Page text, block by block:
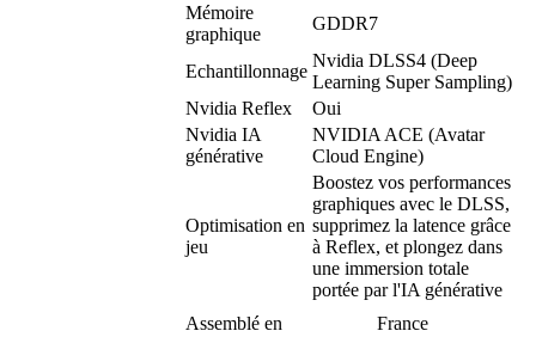
Mémoire
graphique
GDDR7
Echantillonnage
Nvidia DLSS4 (Deep
Learning Super Sampling)
Nvidia Reflex
Oui
Nvidia IA
générative
NVIDIA ACE (Avatar
Cloud Engine)
Optimisation en
jeu
Boostez vos performances
graphiques avec le DLSS,
supprimez la latence grâce
à Reflex, et plongez dans
une immersion totale
portée par l'IA générative
Assemblé en
France